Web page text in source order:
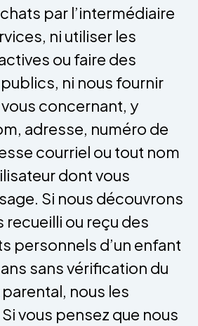
par l’intermédiaire
ni utiliser les
ou faire des
ni nous fournir
concernant, y
adresse, numéro de
courriel ou tout nom
dont vous
Si nous découvrons
recueilli ou reçu des
personnels d’un enfant
sans vérification du
nous les
vous pensez que nous